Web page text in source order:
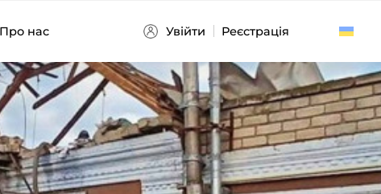
Про нас Увійти Реєстрація